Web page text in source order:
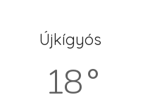
Újkígyós
18 °